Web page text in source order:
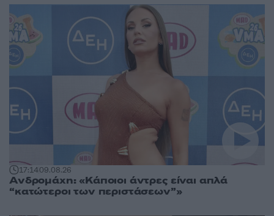
17:1409.08.26
Ανδρομάχη: «Κάποιοι άντρες είναι απλά
“κατώτεροι των περιστάσεων”»